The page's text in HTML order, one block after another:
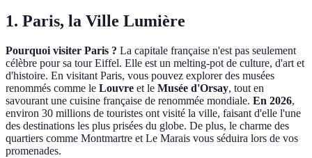
1. Paris, la Ville Lumière
Pourquoi visiter Paris ? La capitale française n'est pas seulement
célèbre pour sa tour Eiffel. Elle est un melting-pot de culture, d'art et
d'histoire. En visitant Paris, vous pouvez explorer des musées
renommés comme le Louvre et le Musée d'Orsay, tout en
savourant une cuisine française de renommée mondiale. En 2026,
environ 30 millions de touristes ont visité la ville, faisant d'elle l'une
des destinations les plus prisées du globe. De plus, le charme des
quartiers comme Montmartre et Le Marais vous séduira lors de vos
promenades.